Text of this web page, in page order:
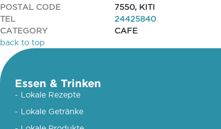
POSTAL CODE
7550, KITI
TEL
24425840
CATEGORY
CAFE
back to top
Essen & Trinken
- Lokale Rezepte
- Lokale Getränke